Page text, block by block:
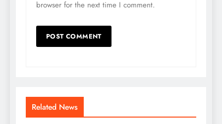
browser for the next time I comment.
Related News